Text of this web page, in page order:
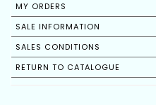
MY ORDERS
SALE INFORMATION
SALES CONDITIONS
RETURN TO CATALOGUE